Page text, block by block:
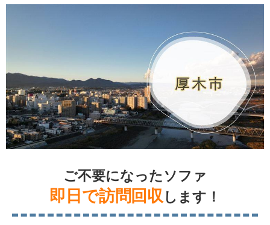
ご不要になったソファ
即日で訪問回収 します！